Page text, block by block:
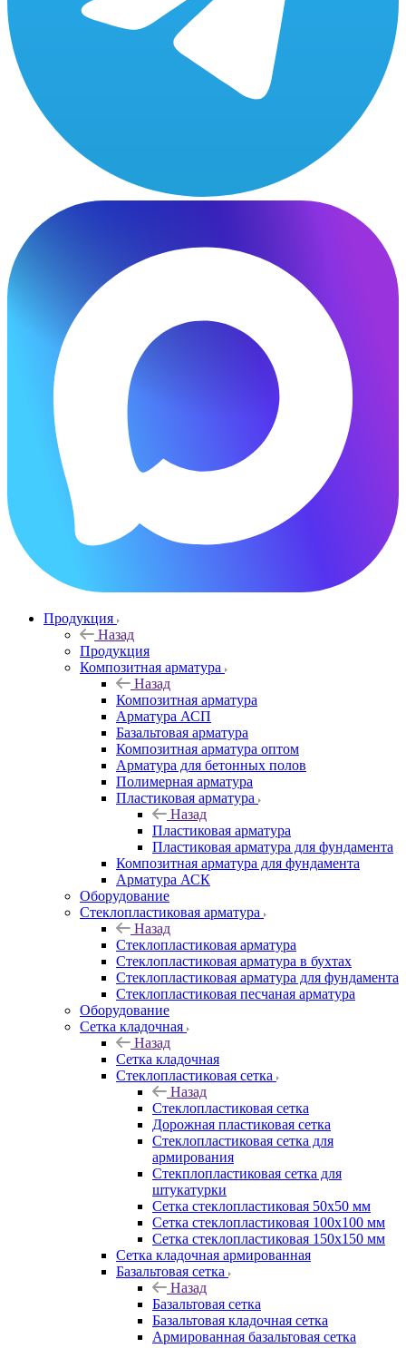
Продукция
Назад
Продукция
Композитная арматура
Назад
Композитная арматура
Арматура АСП
Базальтовая арматура
Композитная арматура оптом
Арматура для бетонных полов
Полимерная арматура
Пластиковая арматура
Назад
Пластиковая арматура
Пластиковая арматура для фундамента
Композитная арматура для фундамента
Арматура АСК
Оборудование
Cтеклопластиковая арматура
Назад
Cтеклопластиковая арматура
Стеклопластиковая арматура в бухтах
Стеклопластиковая арматура для фундамента
Стеклопластиковая песчаная арматура
Оборудование
Сетка кладочная
Назад
Сетка кладочная
Стеклопластиковая сетка
Назад
Стеклопластиковая сетка
Дорожная пластиковая сетка
Стеклопластиковая сетка для
армирования
Стекплопластиковая сетка для
штукатурки
Сетка стеклопластиковая 50x50 мм
Сетка стеклопластиковая 100x100 мм
Сетка стеклопластиковая 150x150 мм
Сетка кладочная армированная
Базальтовая сетка
Назад
Базальтовая сетка
Базальтовая кладочная сетка
Армированная базальтовая сетка